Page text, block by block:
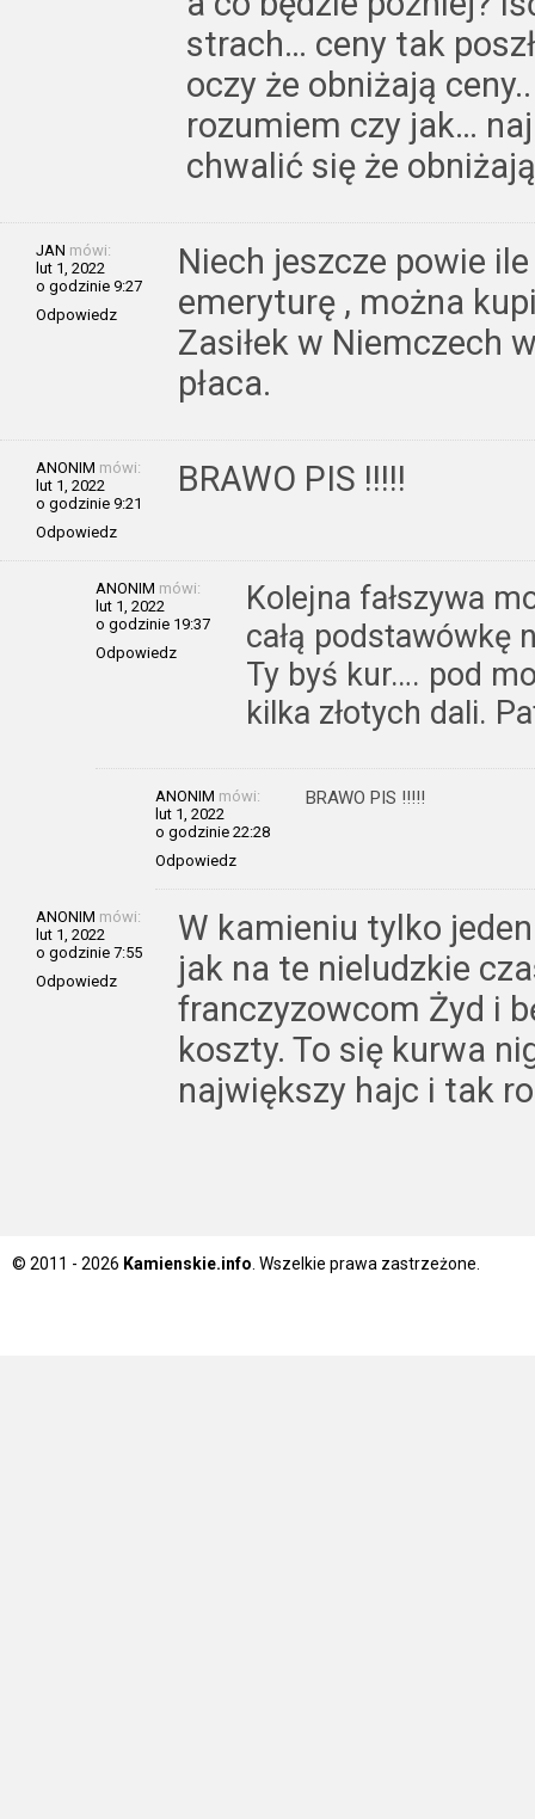
strach… ceny tak
oczy że obniżają
rozumiem czy jak…
chwalić się że
JAN mówi:
lut 1, 2022
o godzinie 9:27
Odpowiedz
Niech jeszcze powie
emeryturę , można
Zasiłek w Niemczech
płaca.
ANONIM mówi:
lut 1, 2022
o godzinie 9:21
Odpowiedz
BRAWO PIS !!!!!
ANONIM mówi:
lut 1, 2022
o godzinie 19:37
Odpowiedz
Kolejna fałszywa
całą podstawówkę
Ty byś kur…. pod
kilka złotych dali.
ANONIM mówi:
lut 1, 2022
o godzinie 22:28
Odpowiedz
BRAWO PIS !!!!!
ANONIM mówi:
lut 1, 2022
o godzinie 7:55
Odpowiedz
W kamieniu tylko
jak na te nieludzkie
franczyzowcom Żyd i
koszty. To się kurwa
największy hajc i tak
© 2011 - 2026 Kamienskie.info. Wszelkie prawa zastrzeżone.